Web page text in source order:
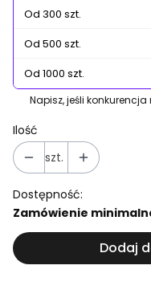
Od 300 szt.
Od 500 szt.
Od 1000 szt.
Napisz, jeśli
Ilość
szt.
Dostępność:
Zamówienie
Dodaj